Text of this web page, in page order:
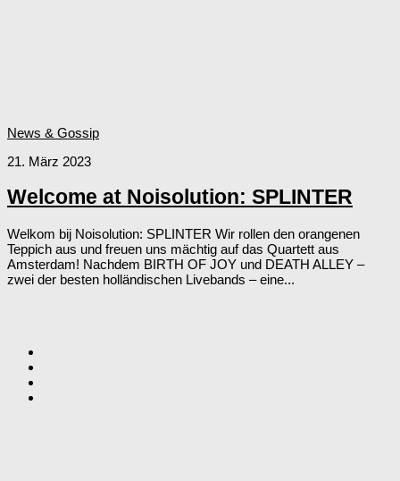
News & Gossip
21. März 2023
Welcome at Noisolution: SPLINTER
Welkom bij Noisolution: SPLINTER Wir rollen den orangenen
Teppich aus und freuen uns mächtig auf das Quartett aus
Amsterdam! Nachdem BIRTH OF JOY und DEATH ALLEY –
zwei der besten holländischen Livebands – eine...